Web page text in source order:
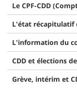
Le CPF-CDD
L'état récapitulatif
L'information du
CDD et élections
Grève, intérim et